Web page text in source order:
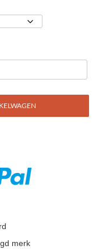
merk